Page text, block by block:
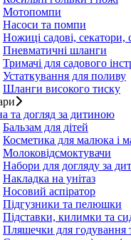
Мотопомпи
Насоси та помпи
Ножиці садові, секатори,
Пневматичні шланги
Тримачі для садового
Устаткування для поливу
Шланги високого тиску
та догляд за дитиною
Бальзам для дітей
Косметика для малюка і
Молоковідсмоктувачи
Набори для догляду за
Накладка на унітаз
Носовий аспіратор
Підгузники та пелюшки
Підставки, килимки та
Пляшечки для годування